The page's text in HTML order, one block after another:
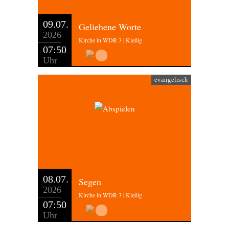
09.07.
2026
07:50
Uhr
Geliehene Worte
Kirche in WDR 3 | Kießig
evangelisch
08.07.
2026
07:50
Uhr
Segen
Kirche in WDR 3 | Kießig